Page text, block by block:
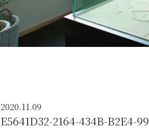
2020.11.09
E5641D32-2164-434B-B2E4-